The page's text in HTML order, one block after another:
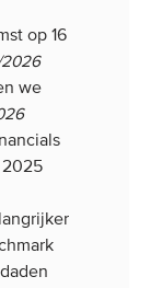
op 16
we
2025